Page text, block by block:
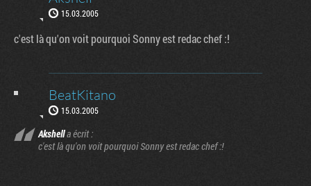
15.03.2005
c'est là qu'on voit pourquoi Sonny est redac chef :!
BeatKitano
15.03.2005
Akshella écrit :
c'est là qu'on voit pourquoi Sonny est redac chef :!